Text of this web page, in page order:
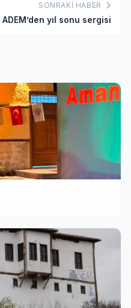
SONRAKI HABER
ADEM’den yıl sonu sergisi